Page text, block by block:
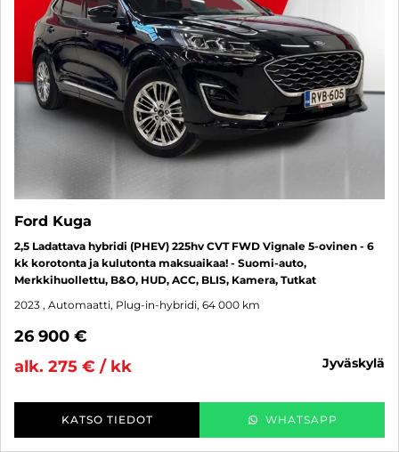
Ford Kuga
2,5 Ladattava hybridi (PHEV) 225hv CVT FWD Vignale 5-ovinen - 6
kk korotonta ja kulutonta maksuaikaa! - Suomi-auto,
Merkkihuollettu, B&O, HUD, ACC, BLIS, Kamera, Tutkat
2023 , Automaatti, Plug-in-hybridi, 64 000 km
26 900 €
alk. 275 € / kk
jyväskylä
KATSO TIEDOT WHATSAPP